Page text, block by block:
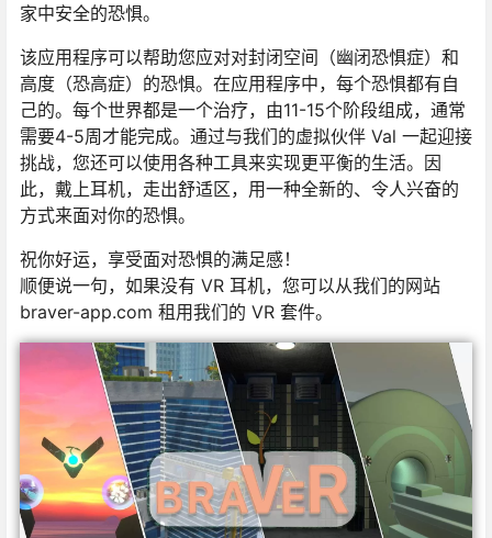
家中安全的恐惧。
该应用程序可以帮助您应对对封闭空间（幽闭恐惧症）和
高度（恐高症）的恐惧。在应用程序中，每个恐惧都有自
己的。每个世界都是一个治疗，由11-15个阶段组成，通常
需要4-5周才能完成。通过与我们的虚拟伙伴 Val 一起迎接
挑战，您还可以使用各种工具来实现更平衡的生活。因
此，戴上耳机，走出舒适区，用一种全新的、令人兴奋的
方式来面对你的恐惧。
祝你好运，享受面对恐惧的满足感！
顺便说一句，如果没有 VR 耳机，您可以从我们的网站
braver-app.com 租用我们的 VR 套件。